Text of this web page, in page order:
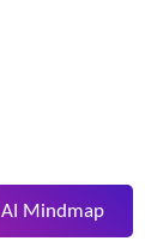
AI Mindmap